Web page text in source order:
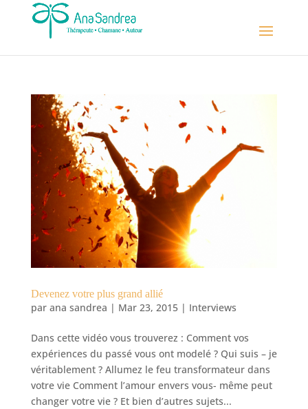
Devenez votre plus grand allié
par ana sandrea | Mar 23, 2015| Interviews
Dans cette vidéo vous trouverez : Comment vos
expériences du passé vous ont modelé ? Qui suis – je
véritablement ? Allumez le feu transformateur dans
votre vie Comment l’amour envers vous- même peut
changer votre vie ? Et bien d’autres sujets...